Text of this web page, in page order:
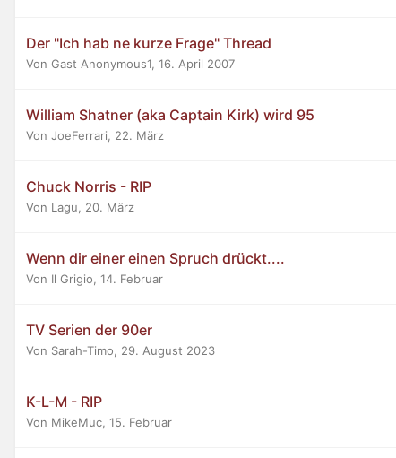
Der "Ich hab ne kurze Frage" Thread
Von Gast Anonymous1, 16. April 2007
William Shatner (aka Captain Kirk) wird 95
Von JoeFerrari, 22. März
Chuck Norris - RIP
Von Lagu, 20. März
Wenn dir einer einen Spruch drückt....
Von Il Grigio, 14. Februar
TV Serien der 90er
Von Sarah-Timo, 29. August 2023
K-L-M - RIP
Von MikeMuc, 15. Februar